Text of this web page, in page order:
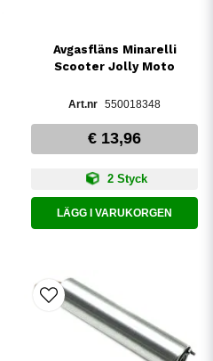
Avgasfläns Minarelli
Scooter Jolly Moto
550018348
€ 13,96
2 Styck
LÄGG I VARUKORGEN